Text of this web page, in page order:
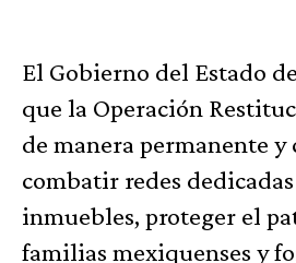
El Gobierno del Estado
que la Operación
de manera permanente y
combatir redes
inmuebles, proteger el
familias mexiquenses y